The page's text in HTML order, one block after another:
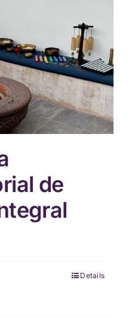
de
Details